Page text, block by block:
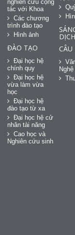
nghiên cứu cộng
tác với Khoa
Các chương
trình đào tạo
Hình ảnh
ĐÀO TẠO
Đại học hệ
chính quy
Đại học hệ
vừa làm vừa
học
Đại học hệ
đào tạo từ xa
Đại học hệ cử
nhân tài năng
Cao học và
Nghiên cứu sinh
CÂU